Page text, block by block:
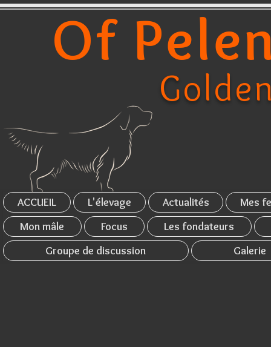
Of
ACCUEIL L'élevage Actualités
Mes
Mon mâle
Focus Les fondateurs
Groupe de discussion
Galerie